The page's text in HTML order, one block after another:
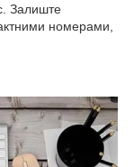
Залиште
номерами,